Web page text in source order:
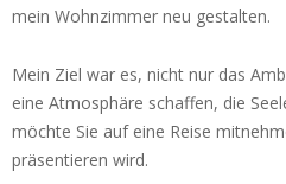
mein Wohnzimmer neu gestalten.
Mein Ziel war es, nicht nur das
eine Atmosphäre schaffen, die
möchte Sie auf eine Reise
präsentieren wird.